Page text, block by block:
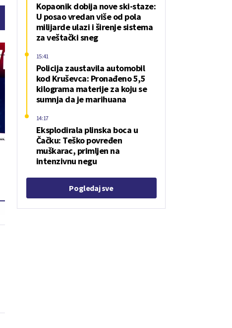
Kopaonik dobija nove ski-staze:
U posao vredan više od pola
milijarde ulazi i širenje sistema
za veštački sneg
Policija zaustavila automobil
kod Kruševca: Pronađeno 5,5
kilograma materije za koju se
sumnja da je marihuana
15:41
Eksplodirala plinska boca u
Čačku: Teško povređen
muškarac, primljen na
intenzivnu negu
14:17
Pogledaj sve